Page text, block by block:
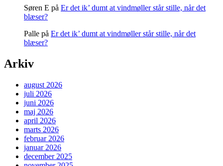
Søren E på Er det ik’ dumt at vindmøller står stille, når det
blæser?
Palle på Er det ik’ dumt at vindmøller står stille, når det
blæser?
Arkiv
august 2026
juli 2026
juni 2026
maj 2026
april 2026
marts 2026
februar 2026
januar 2026
december 2025